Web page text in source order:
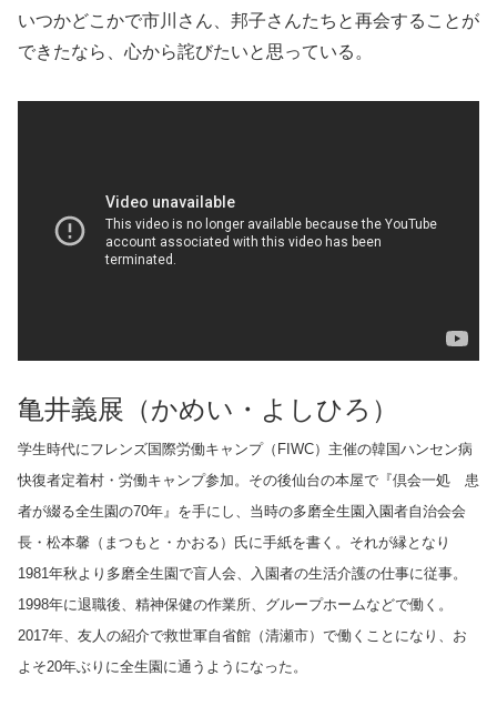
いつかどこかで市川さん、邦子さんたちと再会することが
できたなら、心から詫びたいと思っている。
亀井義展（かめい・よしひろ）
学生時代にフレンズ国際労働キャンプ（FIWC）主催の韓国ハンセン病
快復者定着村・労働キャンプ参加。その後仙台の本屋で『倶会一処 患
者が綴る全生園の70年』を手にし、当時の多磨全生園入園者自治会会
長・松本馨（まつもと・かおる）氏に手紙を書く。それが縁となり
1981年秋より多磨全生園で盲人会、入園者の生活介護の仕事に従事。
1998年に退職後、精神保健の作業所、グループホームなどで働く。
2017年、友人の紹介で救世軍自省館（清瀬市）で働くことになり、お
よそ20年ぶりに全生園に通うようになった。